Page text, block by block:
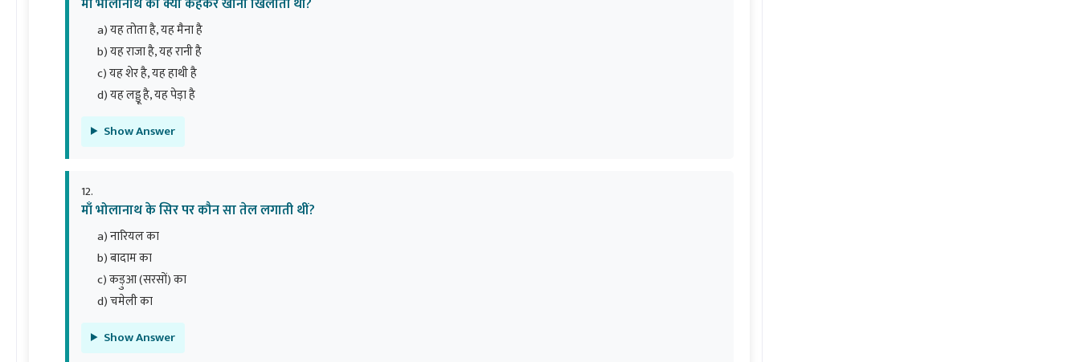
a) यह तोता है, यह मैना है
b) यह राजा है, यह रानी है
c) यह शेर है, यह हाथी है
d) यह लड्डू है, यह पेड़ा है
Show Answer
माँ भोलानाथ के सिर पर कौन सा तेल लगाती थीं?
a) नारियल का
b) बादाम का
c) कड़ुआ (सरसों) का
d) चमेली का
Show Answer